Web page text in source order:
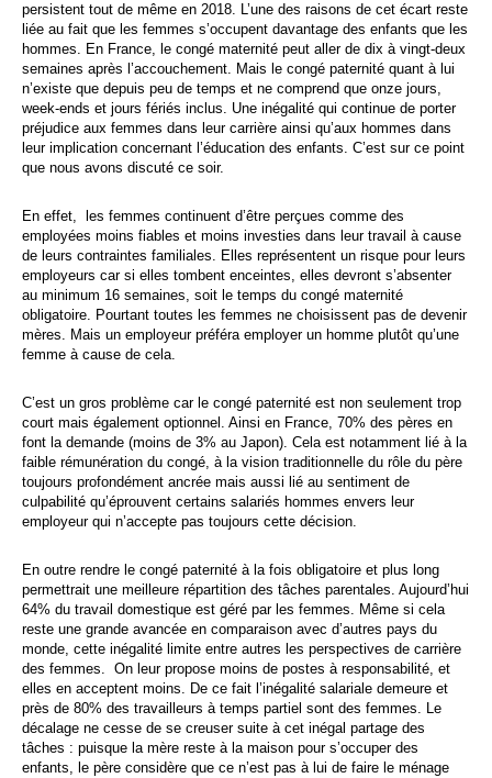
persistent tout de même en 2018. L’une des raisons de cet écart reste
liée au fait que les femmes s’occupent davantage des enfants que les
hommes. En France, le congé maternité peut aller de dix à vingt-deux
semaines après l’accouchement. Mais le congé paternité quant à lui
n’existe que depuis peu de temps et ne comprend que onze jours,
week-ends et jours fériés inclus. Une inégalité qui continue de porter
préjudice aux femmes dans leur carrière ainsi qu’aux hommes dans
leur implication concernant l’éducation des enfants. C’est sur ce point
que nous avons discuté ce soir.
En effet, les femmes continuent d’être perçues comme des
employées moins fiables et moins investies dans leur travail à cause
de leurs contraintes familiales. Elles représentent un risque pour leurs
employeurs car si elles tombent enceintes, elles devront s’absenter
au minimum 16 semaines, soit le temps du congé maternité
obligatoire. Pourtant toutes les femmes ne choisissent pas de devenir
mères. Mais un employeur préféra employer un homme plutôt qu’une
femme à cause de cela.
C’est un gros problème car le congé paternité est non seulement trop
court mais également optionnel. Ainsi en France, 70% des pères en
font la demande (moins de 3% au Japon). Cela est notamment lié à la
faible rémunération du congé, à la vision traditionnelle du rôle du père
toujours profondément ancrée mais aussi lié au sentiment de
culpabilité qu’éprouvent certains salariés hommes envers leur
employeur qui n’accepte pas toujours cette décision.
En outre rendre le congé paternité à la fois obligatoire et plus long
permettrait une meilleure répartition des tâches parentales. Aujourd’hui
64% du travail domestique est géré par les femmes. Même si cela
reste une grande avancée en comparaison avec d’autres pays du
monde, cette inégalité limite entre autres les perspectives de carrière
des femmes. On leur propose moins de postes à responsabilité, et
elles en acceptent moins. De ce fait l’inégalité salariale demeure et
près de 80% des travailleurs à temps partiel sont des femmes. Le
décalage ne cesse de se creuser suite à cet inégal partage des
tâches : puisque la mère reste à la maison pour s’occuper des
enfants, le père considère que ce n’est pas à lui de faire le ménage